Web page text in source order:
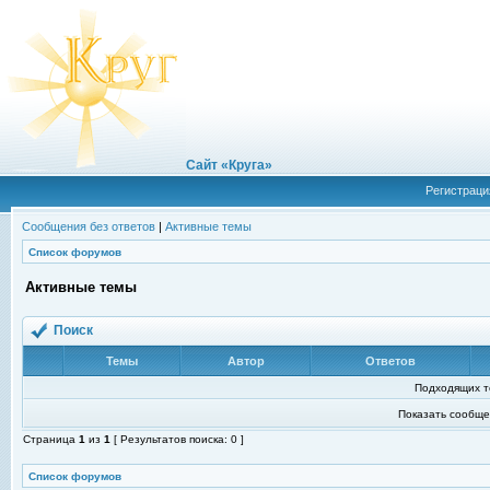
Сайт «Круга»
Сообщения без ответов | Активные темы
Список форумов
Активные темы
Поиск
Темы Автор Ответов
Подходящих
Показать
Страница 1 из 1 [ Результатов поиска: 0 ]
Список форумов